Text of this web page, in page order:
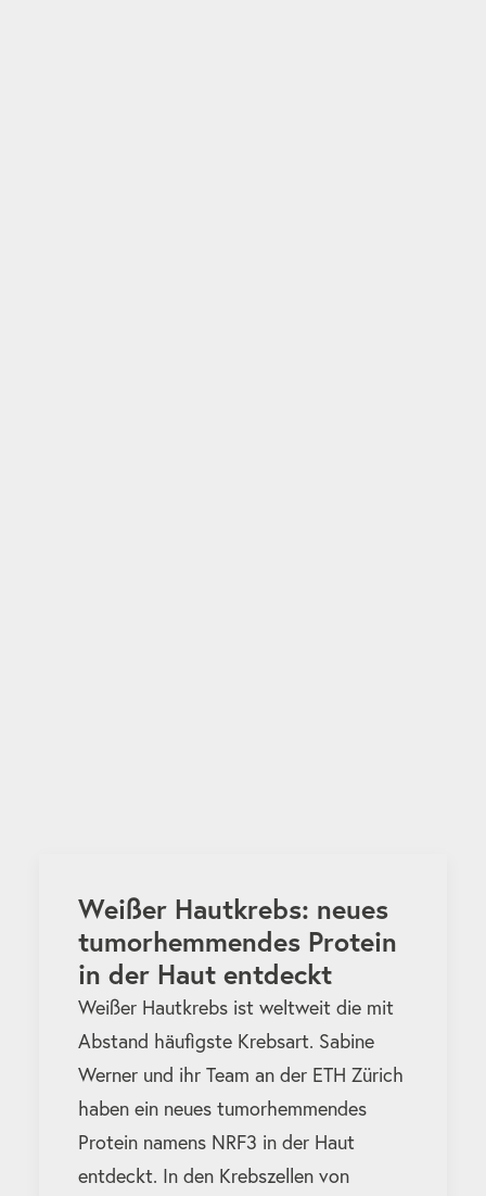
Weißer Hautkrebs: neues
tumorhemmendes Protein
in der Haut entdeckt
Weißer Hautkrebs ist weltweit die mit
Abstand häufigste Krebsart. Sabine
Werner und ihr Team an der ETH Zürich
haben ein neues tumorhemmendes
Protein namens NRF3 in der Haut
entdeckt. In den Krebszellen von